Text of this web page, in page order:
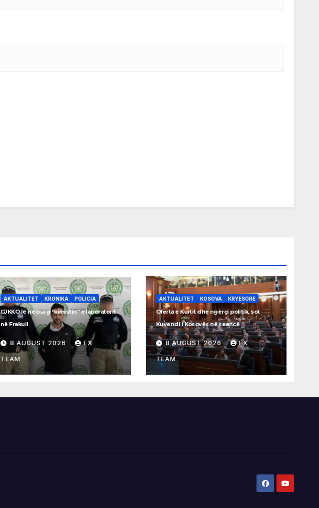
AKTUALITET KRONIKA POLICIA
GJKKO lë në burg “kimistin” e laboratorit
në Frakull
8 AUGUST 2026 FX
TEAM
AKTUALITET KOSOVA KRYESORE
Oferta e Kurtit dhe ngërçi politik, sot
Kuvendi i Kosovës në seancë
8 AUGUST 2026 FX
TEAM